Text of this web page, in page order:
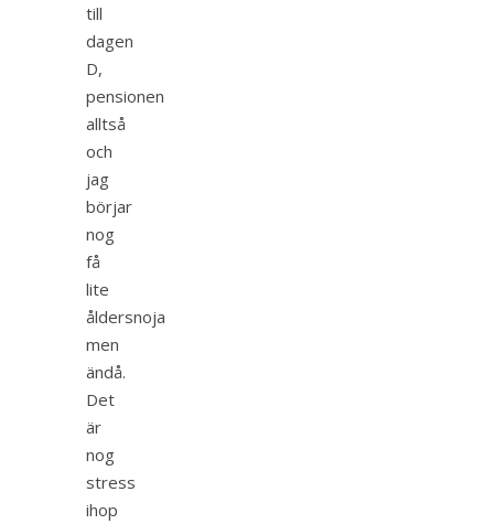
till
dagen
D,
pensionen
alltså
och
jag
börjar
nog
få
lite
åldersnoja
men
ändå.
Det
är
nog
stress
ihop